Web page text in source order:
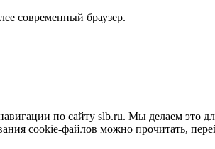
современный браузер.
по сайту slb.ru. Мы делаем это
cookie-файлов можно прочитать,